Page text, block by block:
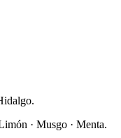
· Musgo · Menta.